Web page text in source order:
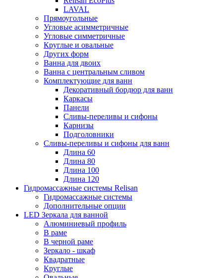
LAVAL
Прямоугольные
Угловые асимметричные
Угловые симметричные
Круглые и овальные
Других форм
Ванна для двоих
Ванна с центральным сливом
Комплектующие для ванн
Декоративный бордюр для ванн
Каркасы
Панели
Сливы-переливы и сифоны
Карнизы
Подголовники
Сливы-переливы и сифоны для ванн
Длина 60
Длина 80
Длина 100
Длина 120
Гидромассажные системы Relisan
Гидромассажные системы
Дополнительные опции
LED Зеркала для ванной
Алюминиевый профиль
В раме
В черной раме
Зеркало - шкаф
Квадратные
Круглые